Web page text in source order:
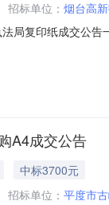
招标单位： 烟台高
局复印纸成交公
元七、
A4成交公告
中标3700元
招标单位： 平度市